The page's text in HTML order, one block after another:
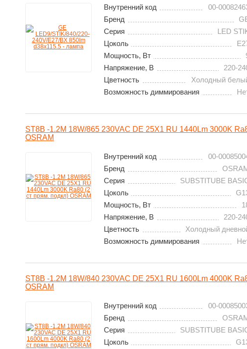
Внутренний код
00-
Бренд
Серия
LED
Цоколь
Мощность, Вт
Напряжение, В
220-
Цветность
Холодный
Возможность диммирования
ST8B -1.2M 18W/865 230VAC DE 25X1 RU 1440Lm 3000K
OSRAM
Внутренний код
00-
Бренд
Серия
SUBSTITUBE
Цоколь
Мощность, Вт
Напряжение, В
220-
Цветность
Холодный
Возможность диммирования
ST8B -1.2M 18W/840 230VAC DE 25X1 RU 1600Lm 4000K
OSRAM
Внутренний код
00-
Бренд
Серия
SUBSTITUBE
Цоколь